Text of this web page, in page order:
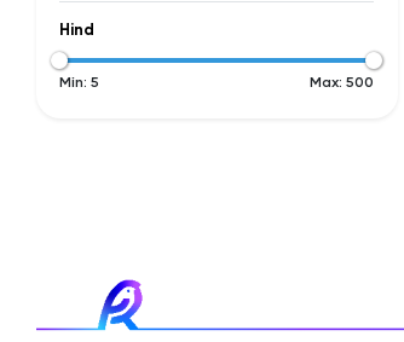
Hind
Min:5 Max:500